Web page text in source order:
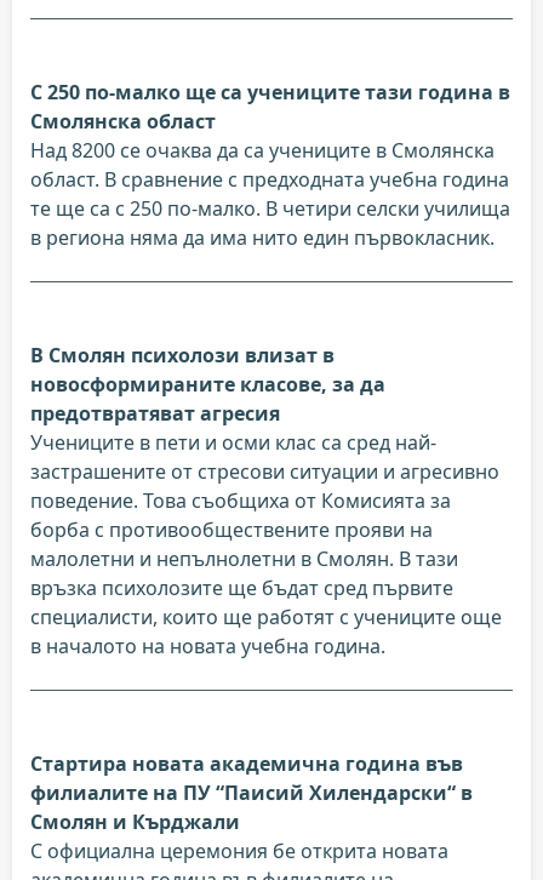
С 250 по-малко ще са учениците тази година в
Смолянска област
Над 8200 се очаква да са учениците в Смолянска
област. В сравнение с предходната учебна година
те ще са с 250 по-малко. В четири селски училища
в региона няма да има нито един първокласник.
В Смолян психолози влизат в
новосформираните класове, за да
предотвратяват агресия
Учениците в пети и осми клас са сред най-
застрашените от стресови ситуации и агресивно
поведение. Това съобщиха от Комисията за
борба с противообществените прояви на
малолетни и непълнолетни в Смолян. В тази
връзка психолозите ще бъдат сред първите
специалисти, които ще работят с учениците още
в началото на новата учебна година.
Стартира новата академична година във
филиалите на ПУ “Паисий Хилендарски“ в
Смолян и Кърджали
С официална церемония бе открита новата